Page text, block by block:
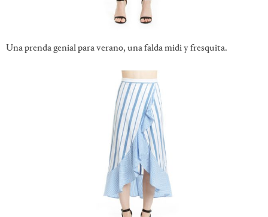
Una prenda genial para verano, una falda midi y fresquita.